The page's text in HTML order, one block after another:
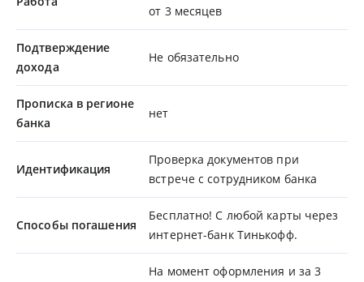
от 3 месяцев
Подтверждение
дохода
Не обязательно
Прописка в регионе
банка
нет
Идентификация
Проверка документов при
встрече с сотрудником банка
Способы погашения
Бесплатно! С любой карты через
интернет-банк Тинькофф.
На момент оформления и за 3